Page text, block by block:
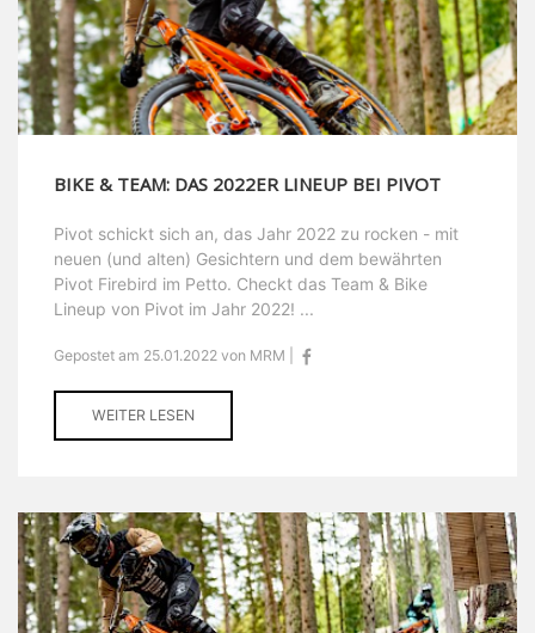
BIKE & TEAM: DAS 2022ER LINEUP BEI PIVOT
Pivot schickt sich an, das Jahr 2022 zu rocken - mit
neuen (und alten) Gesichtern und dem bewährten
Pivot Firebird im Petto. Checkt das Team & Bike
Lineup von Pivot im Jahr 2022! ...
Gepostet am 25.01.2022 von MRM |
WEITER LESEN